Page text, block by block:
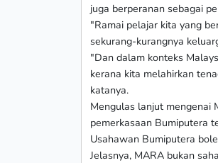
juga berperanan sebagai
"Ramai pelajar kita yang
sekurang-kurangnya
"Dan dalam konteks
kerana kita melahirkan
katanya.
Mengulas lanjut mengenai
pemerkasaan Bumiputera
Usahawan Bumiputera
Jelasnya, MARA bukan